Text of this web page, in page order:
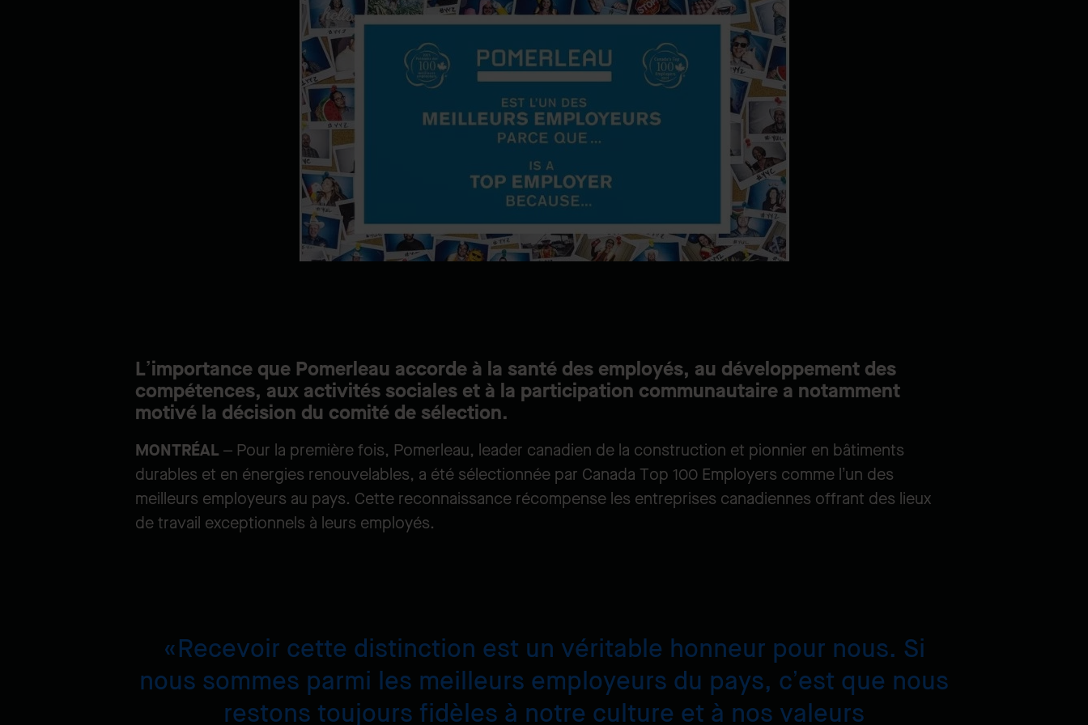
L’importance que Pomerleau accorde à la santé des employés, au développement des
compétences, aux activités sociales et à la participation communautaire a notamment
motivé la décision du comité de sélection.
MONTRÉAL – Pour la première fois, Pomerleau, leader canadien de la construction et pionnier en bâtiments
durables et en énergies renouvelables, a été sélectionnée par Canada Top 100 Employers comme l’un des
meilleurs employeurs au pays. Cette reconnaissance récompense les entreprises canadiennes offrant des lieux
de travail exceptionnels à leurs employés.
Recevoir cette distinction est un véritable honneur pour nous. Si
nous sommes parmi les meilleurs employeurs du pays, c’est que nous
restons toujours fidèles à notre culture et à nos valeurs